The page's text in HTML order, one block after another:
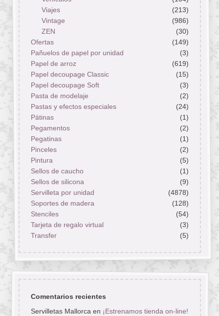
Viajes
(213)
Vintage
(986)
ZEN
(30)
Ofertas
(149)
Pañuelos de papel por unidad
(3)
Papel de arroz
(619)
Papel decoupage Classic
(15)
Papel decoupage Soft
(3)
Pasta de modelaje
(2)
Pastas y efectos especiales
(24)
Pátinas
(1)
Pegamentos
(2)
Pegatinas
(1)
Pinceles
(2)
Pintura
(5)
Sellos de caucho
(1)
Sellos de silicona
(9)
Servilleta por unidad
(4878)
Soportes de madera
(128)
Stenciles
(54)
Tarjeta de regalo virtual
(3)
Transfer
(5)
Comentarios recientes
Servilletas Mallorcaen ¡Estrenamos tienda on-line!